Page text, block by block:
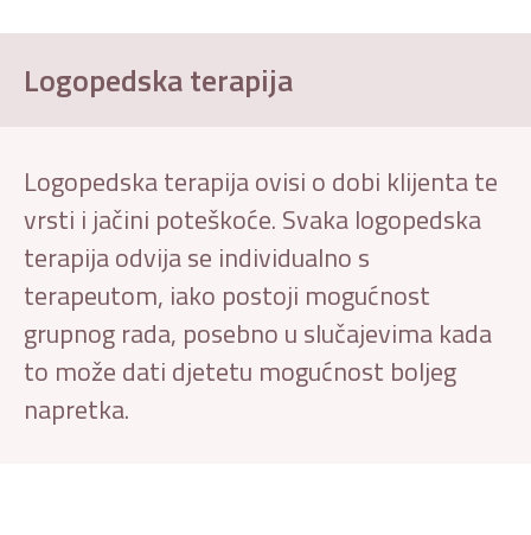
Logopedska terapija
Logopedska terapija ovisi o dobi klijenta te
vrsti i jačini poteškoće. Svaka logopedska
terapija odvija se individualno s
terapeutom, iako postoji mogućnost
grupnog rada, posebno u slučajevima kada
to može dati djetetu mogućnost boljeg
napretka.